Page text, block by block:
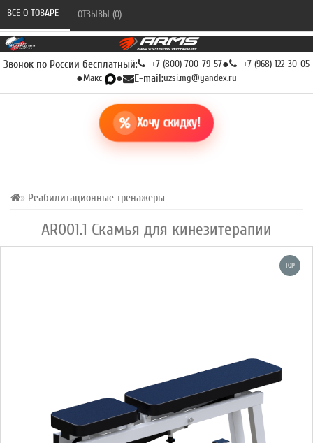
Звонок по России бесплатный: +7 (800) 700-79-57● +7 (968) 122-30-05
●Макс ● E-mail:uzsi.mg@yandex.ru
Хочу скидку!
Реабилитационные тренажеры
AR001.1 Скамья для кинезитерапии
ВСЕ О ТОВАРЕ ОТЗЫВЫ (0)
TOP